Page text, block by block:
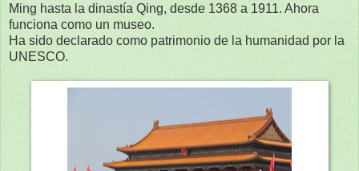
Ming hasta la dinastía Qing, desde 1368 a 1911. Ahora
funciona como un museo.
Ha sido declarado como patrimonio de la humanidad por la
UNESCO.